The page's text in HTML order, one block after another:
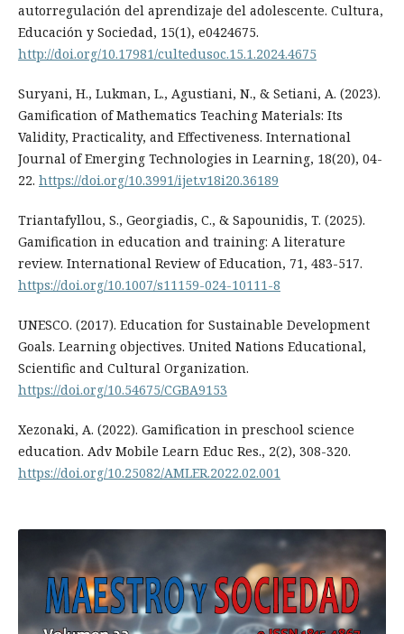
autorregulación del aprendizaje del adolescente. Cultura,
Educación y Sociedad, 15(1), e0424675.
http://doi.org/10.17981/cultedusoc.15.1.2024.4675
Suryani, H., Lukman, L., Agustiani, N., & Setiani, A. (2023).
Gamification of Mathematics Teaching Materials: Its
Validity, Practicality, and Effectiveness. International
Journal of Emerging Technologies in Learning, 18(20), 04-
22. https://doi.org/10.3991/ijet.v18i20.36189
Triantafyllou, S., Georgiadis, C., & Sapounidis, T. (2025).
Gamification in education and training: A literature
review. International Review of Education, 71, 483-517.
https://doi.org/10.1007/s11159-024-10111-8
UNESCO. (2017). Education for Sustainable Development
Goals. Learning objectives. United Nations Educational,
Scientific and Cultural Organization.
https://doi.org/10.54675/CGBA9153
Xezonaki, A. (2022). Gamification in preschool science
education. Adv Mobile Learn Educ Res., 2(2), 308-320.
https://doi.org/10.25082/AMLER.2022.02.001